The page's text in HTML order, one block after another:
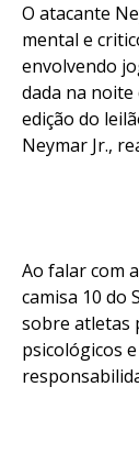
O atacante
mental e
envolvendo
dada na noite
edição do
Neymar Jr.,
Ao falar com
camisa 10 do
sobre atletas
psicológicos